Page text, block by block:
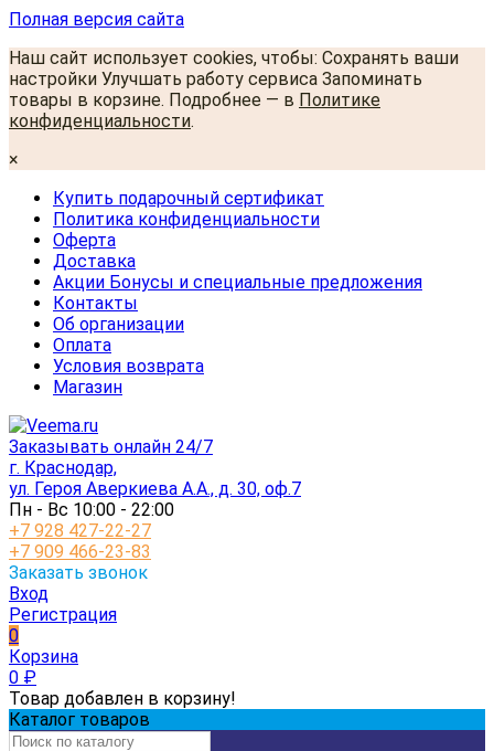
Полная версия сайта
Наш сайт использует cookies, чтобы: Сохранять ваши
настройки Улучшать работу сервиса Запоминать
товары в корзине. Подробнее — в Политике
конфиденциальности.
×
Купить подарочный сертификат
Политика конфиденциальности
Оферта
Доставка
Акции Бонусы и специальные предложения
Контакты
Об организации
Оплата
Условия возврата
Магазин
Заказывать онлайн 24/7
г. Краснодар,
ул. Героя Аверкиева А.А., д. 30, оф.7
Пн - Вс 10:00 - 22:00
+7 928 427-22-27
+7 909 466-23-83
Заказать звонок
Вход
Регистрация
0
Корзина
0 ₽
Товар добавлен в корзину!
Каталог товаров